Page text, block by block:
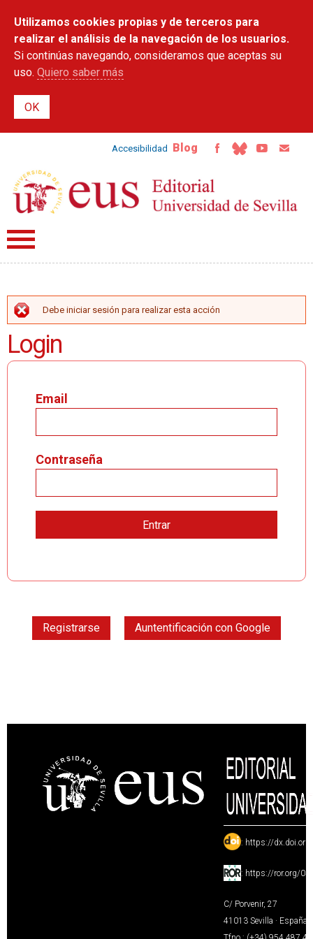
contenido
principal
Utilizamos cookies propias y de terceros para
realizar el análisis de la navegación de los usuarios.
Si continúas navegando, consideramos que aceptas su
uso. Quiero saber más
Accesibilidad Blog
MENSAJE DE ERROR
Debe iniciar sesión para realizar esta acción
Login
Email
Contraseña
Registrarse Auntentificación con Google
: https://
: https://ror.org/
C/ Porvenir, 27
41013 Sevilla · España